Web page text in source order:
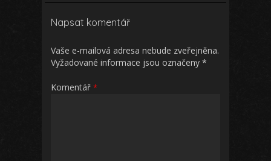
Napsat komentář
Vaše e-mailová adresa nebude zveřejněna.
Vyžadované informace jsou označeny *
Komentář *